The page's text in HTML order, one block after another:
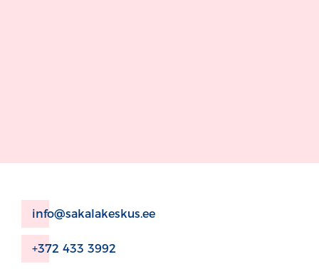
info@sakalakeskus.ee
+372 433 3992